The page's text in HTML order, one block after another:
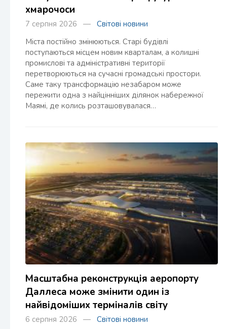
хмарочоси
7 серпня 2026 — Світові новини
Міста постійно змінюються. Старі будівлі
поступаються місцем новим кварталам, а колишні
промислові та адміністративні території
перетворюються на сучасні громадські простори.
Саме таку трансформацію незабаром може
пережити одна з найцінніших ділянок набережної
Маямі, де колись розташовувалася…
Масштабна реконструкція аеропорту
Даллеса може змінити один із
найвідоміших терміналів світу
6 серпня 2026 — Світові новини